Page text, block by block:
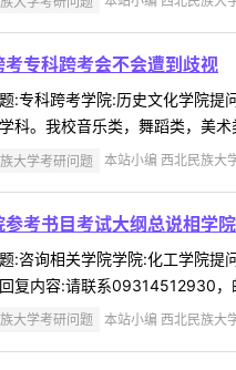
考专科跨考会不会遭到歧视
:专科跨考学院:历史文化学院
科。我校音乐类，舞蹈类，美
大学考研问题 本站小编 西北民族大
参考书目考试大纲总说相学
:咨询相关学院学院:化工学院
复内容:请联系09314512930
大学考研问题 本站小编 西北民族大